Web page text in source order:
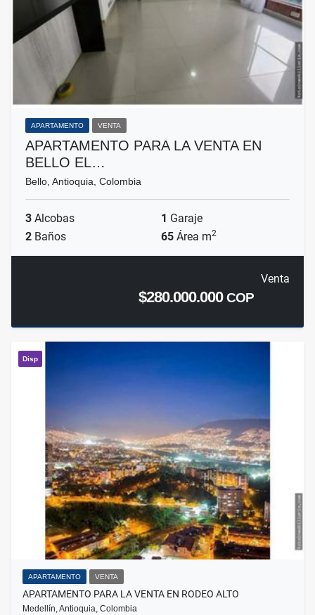
APARTAMENTO VENTA
APARTAMENTO PARA LA VENTA EN
BELLO EL…
Bello, Antioquia, Colombia
3 Alcobas 1 Garaje
2 Baños 65 Área m2
Venta
$280.000.000COP
Disp
APARTAMENTO VENTA
APARTAMENTO PARA LA VENTA EN RODEO ALTO
Medellín, Antioquia, Colombia